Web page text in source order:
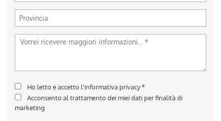
Ho letto e accetto l'informativa privacy*
Acconsento al trattamento dei miei dati per finalità di
marketing